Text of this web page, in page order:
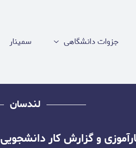
جزوات دانشگاهی سمینار
لندسان
و گزارش کار دانشجویی